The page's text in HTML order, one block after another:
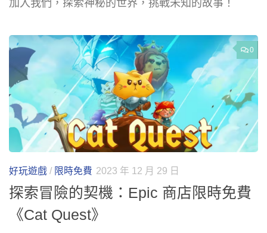
加入我們，探索神秘的世界，挑戰未知的故事！
0
好玩遊戲 / 限時免費 2023 年 12 月 29 日
探索冒險的契機：Epic 商店限時免費
《Cat Quest》